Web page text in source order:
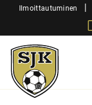
SiirryIlmoittautuminen |
Sjk-
Juniorit